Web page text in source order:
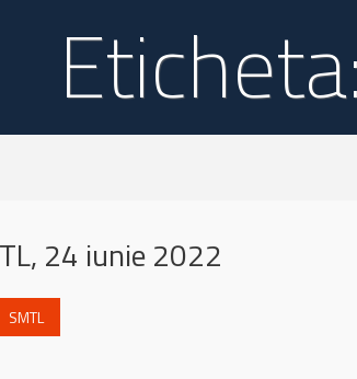
24 iunie 2022
SMTL